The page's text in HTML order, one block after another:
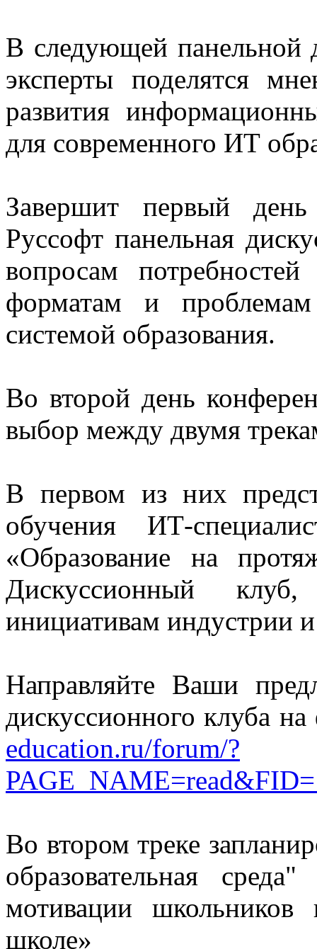
В следующей панельной
эксперты поделятся
развития
для современного ИТ
Завершит первый день
Руссофт панельная
вопросам
форматам и проблемам
системой образования.
Во второй день
выбор между двумя
В первом из них
обучения ИТ-
«Образование на
Дискуссионный
инициативам индустрии
Направляйте Ваши
дискуссионного клуба
education.ru/forum/?
Во втором треке
образовательная
мотивации
школе»